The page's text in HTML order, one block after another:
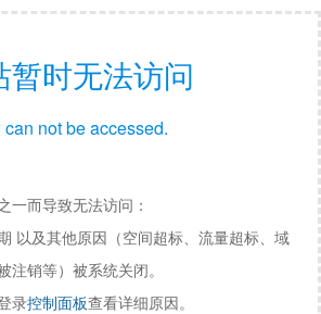
时无法访问
not be accessed.
一而导致无法访问：
以及其他原因（空间超标、流量超标、域
注销等）被系统关闭。
录控制面板查看详细原因。